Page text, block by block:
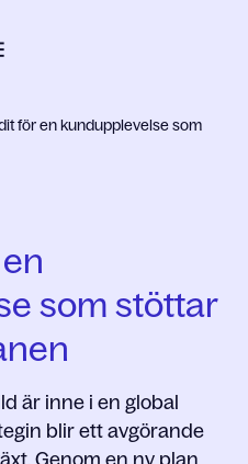
för en kundupplevelse som
som stöttar
är inne i en global
blir ett avgörande
Genom en ny plan